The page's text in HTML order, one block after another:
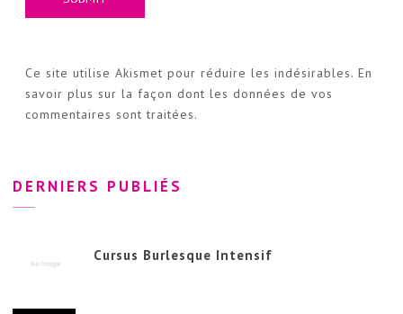
Ce site utilise Akismet pour réduire les indésirables. En
savoir plus sur la façon dont les données de vos
commentaires sont traitées.
DERNIERS PUBLIÉS
Cursus Burlesque Intensif